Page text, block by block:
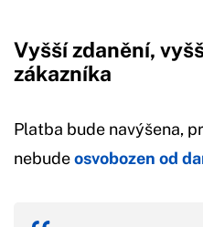
Vyšší zdanění,
zákazníka
Platba bude navýšena,
nebudeosvobozen od